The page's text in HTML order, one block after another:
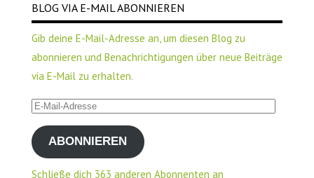
BLOG VIA E-MAIL ABONNIEREN
Gib deine E-Mail-Adresse an, um diesen Blog zu
abonnieren und Benachrichtigungen über neue Beiträge
via E-Mail zu erhalten.
E-
Mail-
AdresseABONNIEREN
Schließe dich 363 anderen Abonnenten an